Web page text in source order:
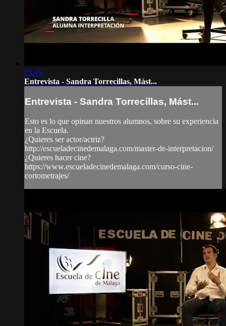
03:45
Entrevista - Sandra Torrecillas, Mást...
Entrevista - Sandra Torrecillas, Mást...
Esto es lo que opinan nuestros alumnos, sobre su experiencia
en la Escuela.
¿Quieres ser actor/actriz?
http://escueladecinedemalaga.com/master-de-interpretacion/
¿Quieres hacer cine?
https://www.escueladecinedemalaga.com/curso-cine-
cortometrajes/